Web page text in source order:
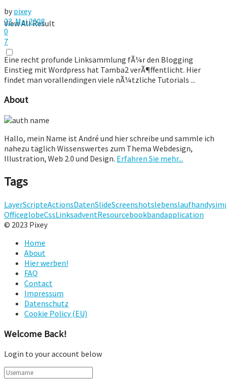
View All Result
by pixey
23. Mai 2008
0
7
Eine recht profunde Linksammlung fÃ¼r den Blogging
Einstieg mit Wordpress hat Tamba2 verÃ¶ffentlicht. Hier
findet man vorallendingen viele nÃ¼tzliche Tutorials ...
About
Hallo, mein Name ist André und hier schreibe und sammle ich
nahezu täglich Wissenswertes zum Thema Webdesign,
Illustration, Web 2.0 und Design. Erfahren Sie mehr...
Tags
LayerScripteActionsDatenSlideScreenshotslebenslaufhandy
OfficeglobeCssLinksadventResourcebookbandapplication
© 2023 Pixey
Home
About
Hier werben!
FAQ
Contact
Impressum
Datenschutz
Cookie Policy (EU)
Welcome Back!
Login to your account below